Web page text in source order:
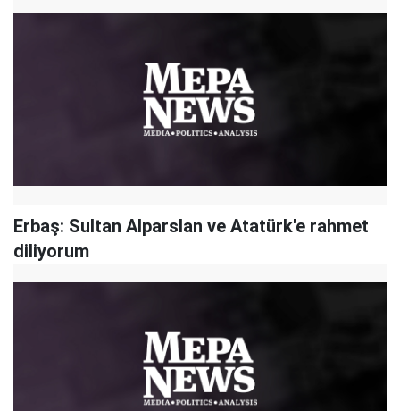
Erbaş: Sultan Alparslan ve Atatürk'e rahmet
diliyorum